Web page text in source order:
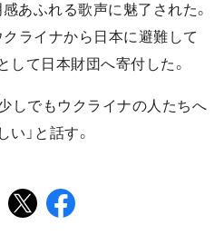
あふれる歌声に魅了された。
クライナから日本に避難して
して日本財団へ寄付した。
しでもウクライナの人たちへ
」と話す。